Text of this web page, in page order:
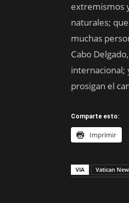
extremismos
naturales;
muchas
Cabo
internacional;
prosigan el
Comparte esto:
Imprimir
VIA Vatican